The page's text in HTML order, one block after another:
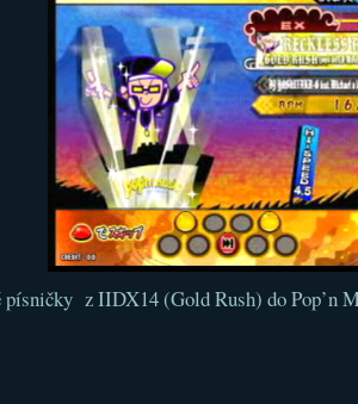
písničky z IIDX14 (Gold Rush) do Pop’n